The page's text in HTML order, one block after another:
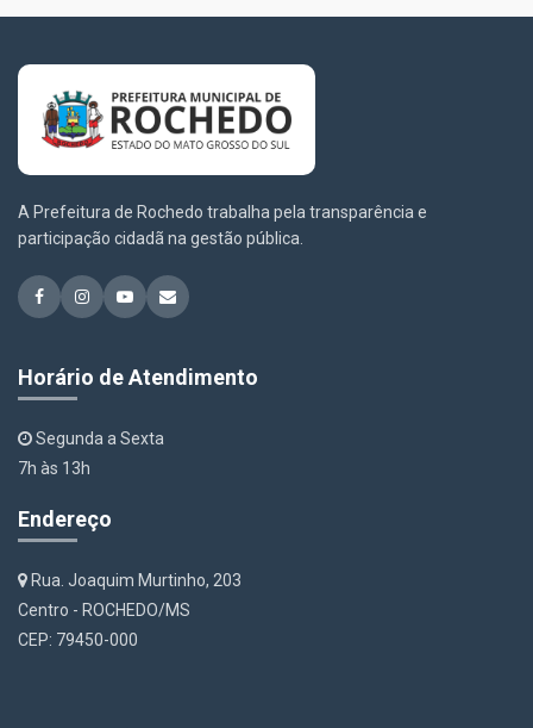
A Prefeitura de Rochedo trabalha pela transparência e
participação cidadã na gestão pública.
Horário de Atendimento
Segunda a Sexta
7h às 13h
Endereço
Rua. Joaquim Murtinho, 203
Centro - ROCHEDO/MS
CEP: 79450-000